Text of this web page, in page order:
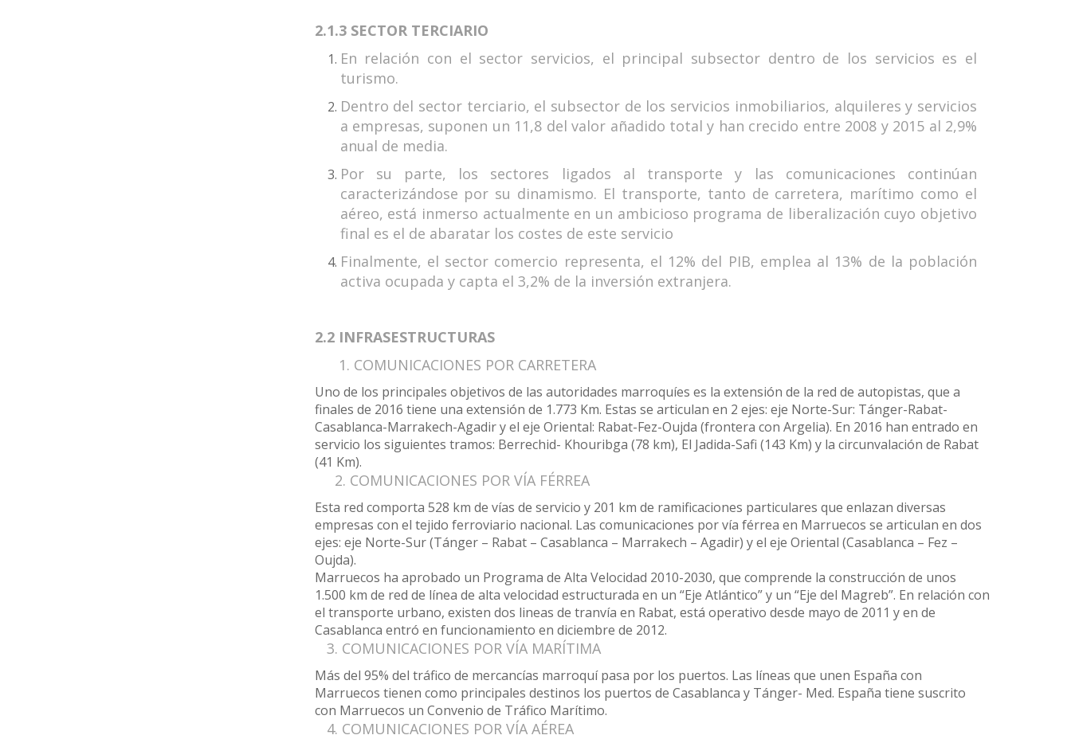
2.1.3 SECTOR TERCIARIO
En relación con el sector servicios, el principal subsector dentro de los servicios es el
turismo.
Dentro del sector terciario, el subsector de los servicios inmobiliarios, alquileres y servicios
a empresas, suponen un 11,8 del valor añadido total y han crecido entre 2008 y 2015 al 2,9%
anual de media.
Por su parte, los sectores ligados al transporte y las comunicaciones continúan
caracterizándose por su dinamismo. El transporte, tanto de carretera, marítimo como el
aéreo, está inmerso actualmente en un ambicioso programa de liberalización cuyo objetivo
final es el de abaratar los costes de este servicio
Finalmente, el sector comercio representa, el 12% del PIB, emplea al 13% de la población
activa ocupada y capta el 3,2% de la inversión extranjera.
2.2 INFRASESTRUCTURAS
1. COMUNICACIONES POR CARRETERA
Uno de los principales objetivos de las autoridades marroquíes es la extensión de la red de autopistas, que a
finales de 2016 tiene una extensión de 1.773 Km. Estas se articulan en 2 ejes: eje Norte-Sur: Tánger-Rabat-
Casablanca-Marrakech-Agadir y el eje Oriental: Rabat-Fez-Oujda (frontera con Argelia). En 2016 han entrado en
servicio los siguientes tramos: Berrechid- Khouribga (78 km), El Jadida-Safi (143 Km) y la circunvalación de Rabat
(41 Km).
2. COMUNICACIONES POR VÍA FÉRREA
Esta red comporta 528 km de vías de servicio y 201 km de ramificaciones particulares que enlazan diversas
empresas con el tejido ferroviario nacional. Las comunicaciones por vía férrea en Marruecos se articulan en dos
ejes: eje Norte-Sur (Tánger – Rabat – Casablanca – Marrakech – Agadir) y el eje Oriental (Casablanca – Fez –
Oujda).
Marruecos ha aprobado un Programa de Alta Velocidad 2010-2030, que comprende la construcción de unos
1.500 km de red de línea de alta velocidad estructurada en un “Eje Atlántico” y un “Eje del Magreb”. En relación con
el transporte urbano, existen dos lineas de tranvía en Rabat, está operativo desde mayo de 2011 y en de
Casablanca entró en funcionamiento en diciembre de 2012.
3. COMUNICACIONES POR VÍA MARÍTIMA
Más del 95% del tráfico de mercancías marroquí pasa por los puertos. Las líneas que unen España con
Marruecos tienen como principales destinos los puertos de Casablanca y Tánger- Med. España tiene suscrito
con Marruecos un Convenio de Tráfico Marítimo.
4. COMUNICACIONES POR VÍA AÉREA